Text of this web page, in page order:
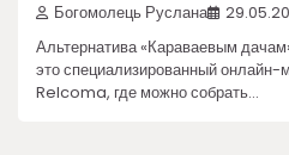
Богомолець Руслана
Альтернатива «Караваевым
это специализированный онлайн-
Relcoma, где можно собрать…